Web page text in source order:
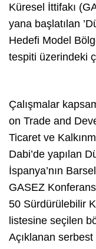
Küresel İttifakı
yana başlatılan
Hedefi Model
tespiti üzerindeki
Çalışmalar
on Trade and
Ticaret ve
Dabi’de yapılan
İspanya’nın
GASEZ
50 Sürdürülebilir
listesine seçilen
Açıklanan